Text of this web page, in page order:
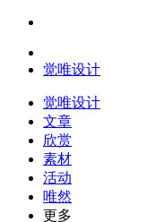
觉唯设计
觉唯设计
文章
欣赏
素材
活动
唯然
更多